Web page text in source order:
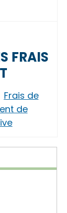
FRAIS
Frais de
de